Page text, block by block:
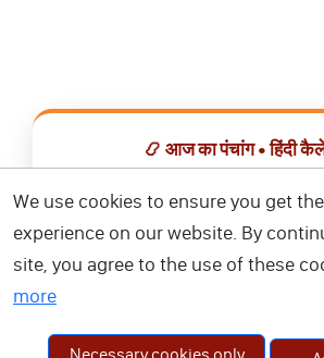
📿 आज का पंचांग • हिंदी
📅 हिंदी कैलेंडर ऐप डाउनलोड
We use cookies to ensure you get
experience on our website. By
site, you agree to the use of these
more